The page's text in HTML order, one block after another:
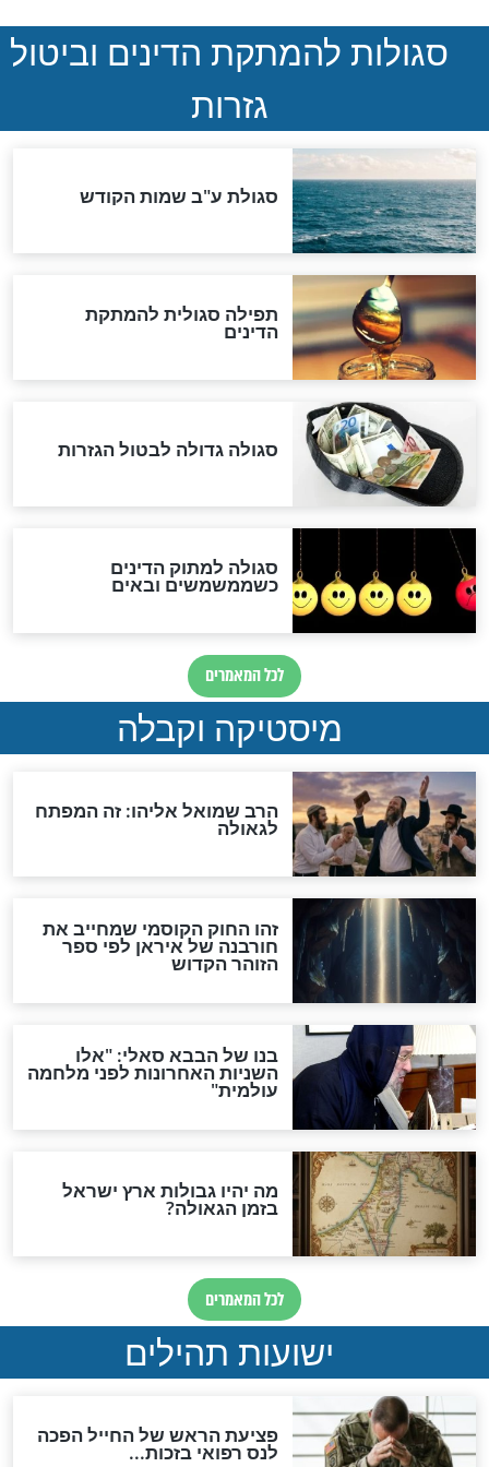
במרתפי מוסקבה: כתב היד
הנדיר של הרשב"ם התגלה
"מודה לקב"ה על כל השנים"
לכל המאמרים
אחרית הימים
האם אפשר לחשב את הקץ?
מה יהיה בימות המשיח?
"לפני הגאולה תהיה אפיקורסות
והכחשה גדולה מאוד של
האמונה"
האם לאחר בוא המשיח יהיה
אפשר לחזור בתשובה?
לכל המאמרים
להמתקת הדינים וביטול
גזרות